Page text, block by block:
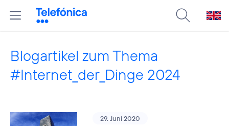
Blogartikel zum Thema
#Internet_der_Dinge 2024
29. Juni 2020